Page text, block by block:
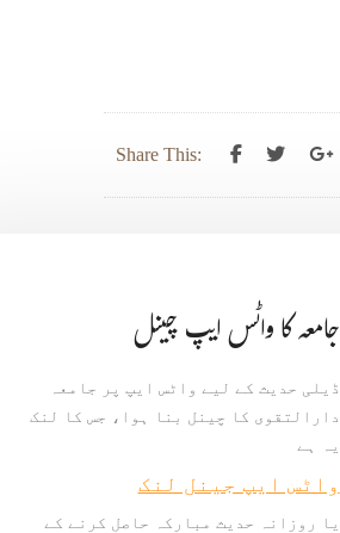
Share This:
جامعہ کا واٹس ایپ چینل
ڈیلی حدیث کے لیے واٹس ایپ پر جامعہ
دارالتقوی کا چینل بنا ہوا، جس کا لنک
یہ ہے
واٹس ایپ جینل لنک
یا روزانہ حدیث مبارکہ حاصل کرنے کے